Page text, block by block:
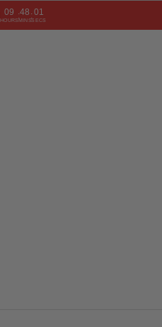
09
HOURS:48
MINS: 00
SECS